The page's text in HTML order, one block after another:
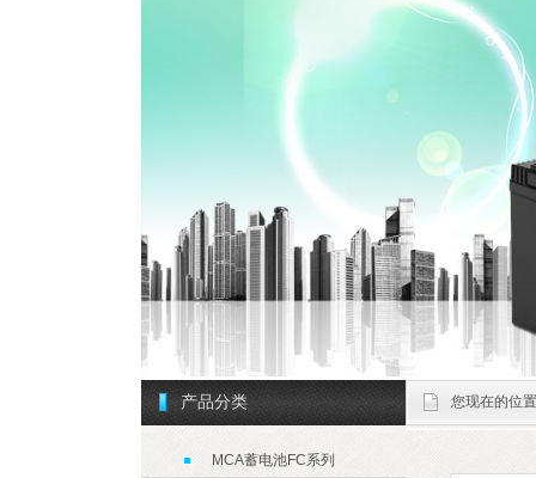
您现在的位
产品分类
MCA蓄电池FC系列